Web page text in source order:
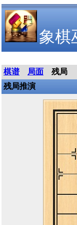
象棋
棋谱 局面
残局
残局推演